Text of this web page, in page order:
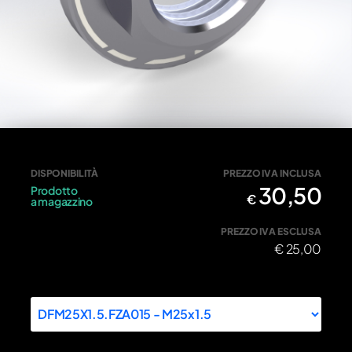
Dado M25x1.5 per frizione regolabile
DISPONIBILITÀ
Prodotto
a magazzino
PREZZO IVA INCLUSA
€30,50
PREZZO IVA ESCLUSA
€25,00